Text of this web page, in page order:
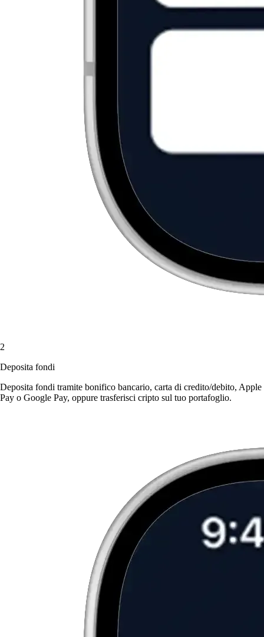
2
Deposita fondi
Deposita fondi tramite bonifico bancario, carta di credito/debito, Apple
Pay o Google Pay, oppure trasferisci cripto sul tuo portafoglio.